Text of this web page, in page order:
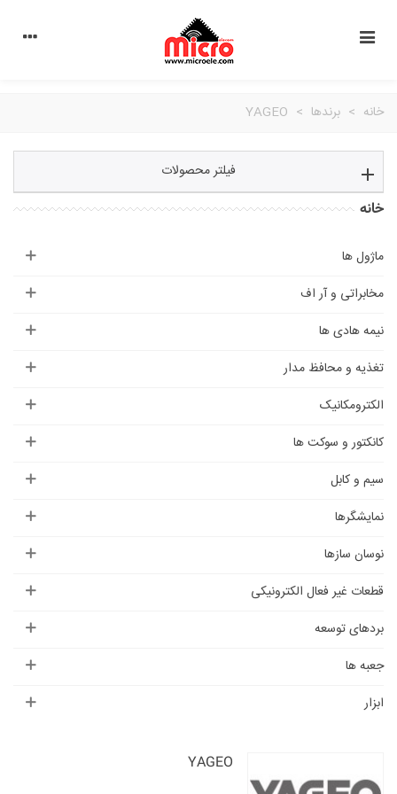
خانه > برندها >
YAGEO
فیلتر محصولات
خانه
ماژول ها
مخابراتی و آر اف
نیمه هادی ها
تغذیه و محافظ مدار
الکترومکانیک
کانکتور و سوکت ها
سیم و کابل
نمایشگرها
نوسان سازها
قطعات غیر فعال الکترونیکی
بردهای توسعه
جعبه ها
ابزار
YAGEO